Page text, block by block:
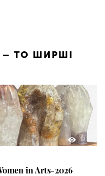
ТО ШИРШІ
123
in Arts-2026